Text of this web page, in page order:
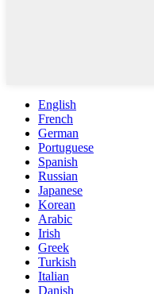
English
French
German
Portuguese
Spanish
Russian
Japanese
Korean
Arabic
Irish
Greek
Turkish
Italian
Danish